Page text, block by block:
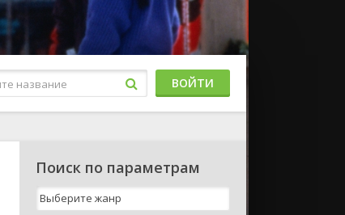
ВОЙТИ
Поиск по параметрам